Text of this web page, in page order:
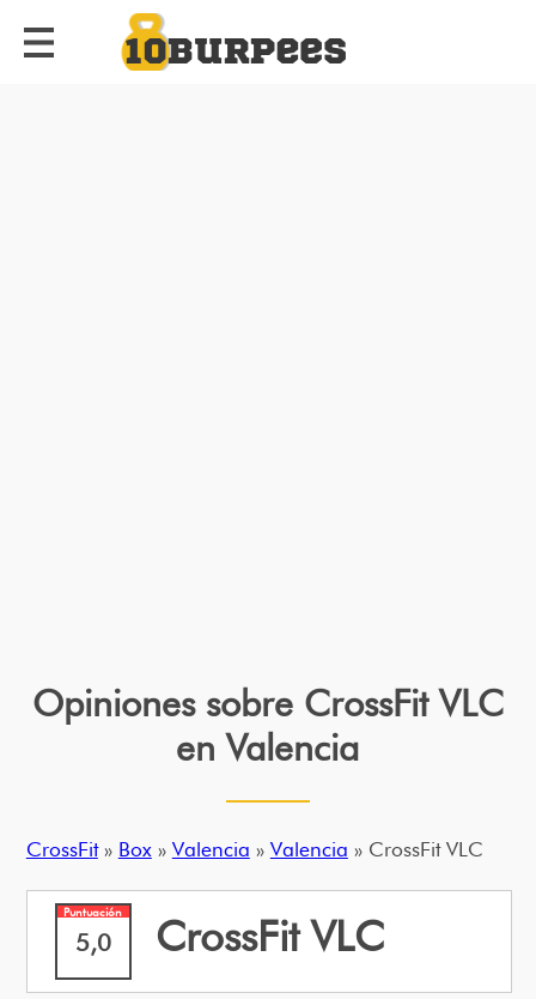
Opiniones sobre CrossFit VLC
en Valencia
CrossFit» Box» Valencia » Valencia » CrossFit VLC
Puntuación
5,0 CrossFit VLC